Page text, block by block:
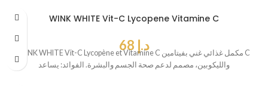
WINK WHITE Vit-C Lycopene Vitamine C
د.إ
WINK WHITE Vit-C Lycopène et Vitamine C مكمل غذائي غني بفيتامين C
والليكوبين، مصمم لدعم صحة الجسم والبشرة. الفوائد: يساعد